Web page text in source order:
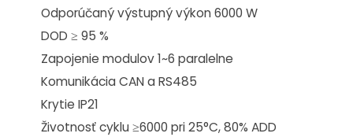
Odporúčaný výstupný výkon 6000 W
DOD ≥ 95 %
Zapojenie modulov 1~6 paralelne
Komunikácia CAN a RS485
Krytie IP21
Životnosť cyklu ≥6000 pri 25°C, 80% ADD